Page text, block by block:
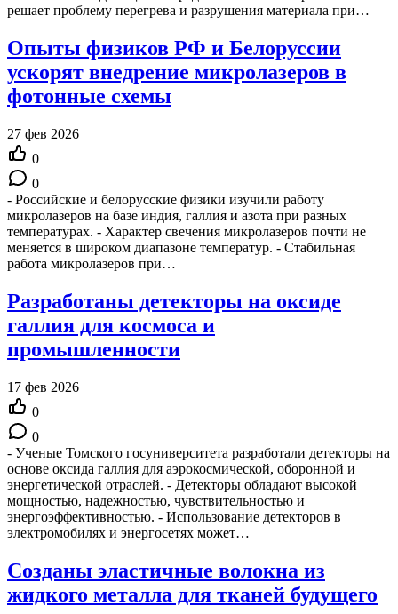
решает проблему перегрева и разрушения материала при…
Опыты физиков РФ и Белоруссии
ускорят внедрение микролазеров в
фотонные схемы
27 фев 2026
0
0
- Российские и белорусские физики изучили работу
микролазеров на базе индия, галлия и азота при разных
температурах. - Характер свечения микролазеров почти не
меняется в широком диапазоне температур. - Стабильная
работа микролазеров при…
Разработаны детекторы на оксиде
галлия для космоса и
промышленности
17 фев 2026
0
0
- Ученые Томского госуниверситета разработали детекторы на
основе оксида галлия для аэрокосмической, оборонной и
энергетической отраслей. - Детекторы обладают высокой
мощностью, надежностью, чувствительностью и
энергоэффективностью. - Использование детекторов в
электромобилях и энергосетях может…
Созданы эластичные волокна из
жидкого металла для тканей будущего